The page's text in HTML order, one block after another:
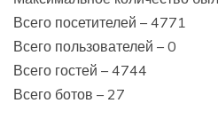
Всего посетителей – 4771
Всего пользователей – 0
Всего гостей – 4744
Всего ботов – 27